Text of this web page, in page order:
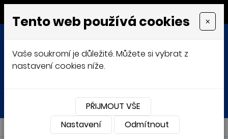
MENU
Přihlásit Košík
NABÍDKA
Tento web používá cookies ×
Vaše soukromí je důležité. Můžete si vybrat z
nastavení cookies níže.
PŘIJMOUT VŠE
Nastavení
Odmítnout